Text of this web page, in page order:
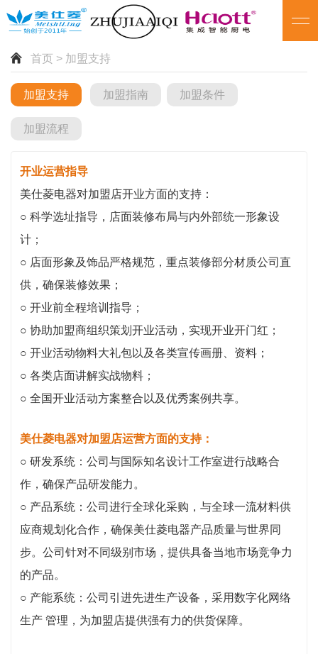
首页 > 加盟支持
加盟支持 加盟指南 加盟条件
加盟流程
开业运营指导
美仕菱电器对加盟店开业方面的支持：
○ 科学选址指导，店面装修布局与内外部统一形象设
计；
○ 店面形象及饰品严格规范，重点装修部分材质公司直
供，确保装修效果；
○ 开业前全程培训指导；
○ 协助加盟商组织策划开业活动，实现开业开门红；
○ 开业活动物料大礼包以及各类宣传画册、资料；
○ 各类店面讲解实战物料；
○ 全国开业活动方案整合以及优秀案例共享。
美仕菱电器对加盟店运营方面的支持：
○ 研发系统：公司与国际知名设计工作室进行战略合
作，确保产品研发能力。
○ 产品系统：公司进行全球化采购，与全球一流材料供
应商规划化合作，确保美仕菱电器产品质量与世界同
步。公司针对不同级别市场，提供具备当地市场竞争力
的产品。
○ 产能系统：公司引进先进生产设备，采用数字化网络
生产 管理，为加盟店提供强有力的供货保障。